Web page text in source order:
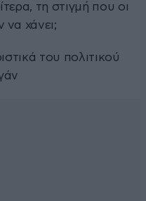
τη στιγμή που οι
να χάνει;
του πολιτικού